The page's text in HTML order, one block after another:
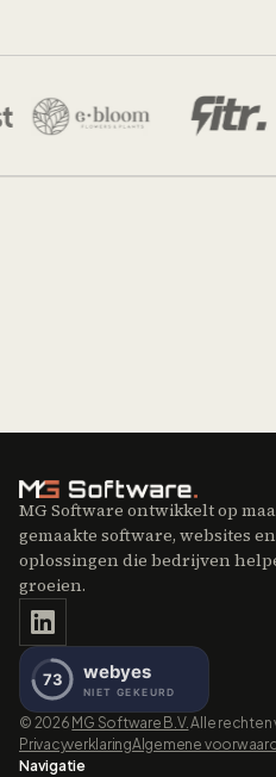
MG Software ontwikkelt op
gemaakte software, websites
oplossingen die bedrijven
groeien.
© 2026 MG Software B.V.Alle
PrivacyverklaringAlgemene
Navigatie